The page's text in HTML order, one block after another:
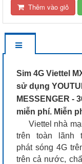
Thêm vào giỏ
Sim 4G Viettel
sử dụng
MESSENGER -
miễn phí. Miễn
Viettel nhà
trên toàn lãnh
phát sóng 4G
trên cả nước,